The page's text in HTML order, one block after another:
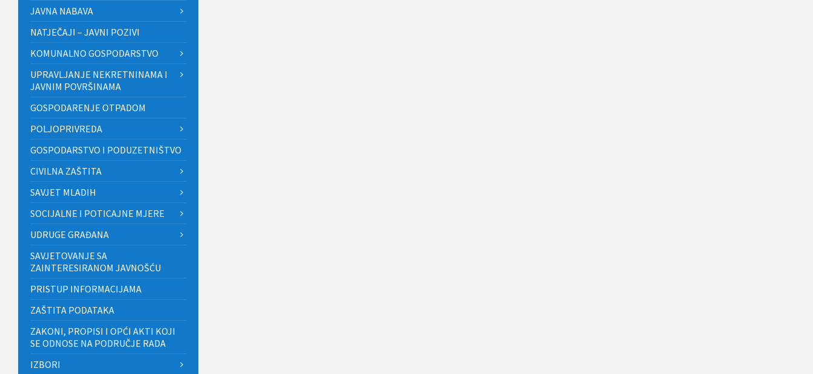
JAVNA NABAVA
NATJEČAJI – JAVNI POZIVI
KOMUNALNO GOSPODARSTVO
UPRAVLJANJE NEKRETNINAMA I
JAVNIM POVRŠINAMA
GOSPODARENJE OTPADOM
POLJOPRIVREDA
GOSPODARSTVO I PODUZETNIŠTVO
CIVILNA ZAŠTITA
SAVJET MLADIH
SOCIJALNE I POTICAJNE MJERE
UDRUGE GRAĐANA
SAVJETOVANJE SA
ZAINTERESIRANOM JAVNOŠĆU
PRISTUP INFORMACIJAMA
ZAŠTITA PODATAKA
ZAKONI, PROPISI I OPĆI AKTI KOJI
SE ODNOSE NA PODRUČJE RADA
IZBORI